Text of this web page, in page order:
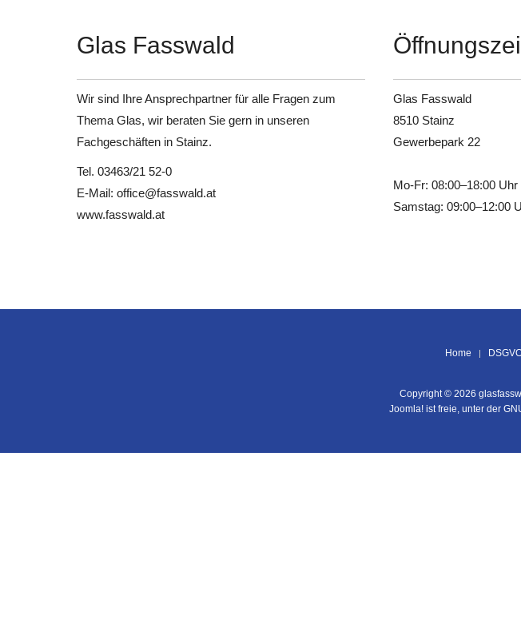
Glas Fasswald
Wir sind Ihre Ansprechpartner für alle Fragen zum
Thema Glas, wir beraten Sie gern in unseren
Fachgeschäften in Stainz.
Tel. 03463/21 52-0
E-Mail: office@fasswald.at
www.fasswald.at
Glas Fasswald
8510 Stainz
Gewerbepark 22
Mo-Fr: 08:00–18:00 Uhr
Samstag: 09:00–12:00
Home
Copyright © 2026
Joomla! ist freie, unter der